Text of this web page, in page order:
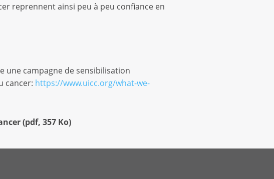
reprennent ainsi peu à peu confiance en
une campagne de sensibilisation
cancer: https://www.uicc.org/what-we-
(pdf, 357 Ko)